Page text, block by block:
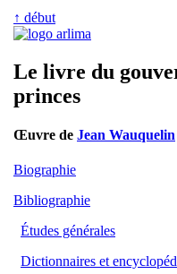
↑ début
Le livre du
princes
Œuvre de Jean Wauquelin
Biographie
Bibliographie
Études générales
Dictionnaires et